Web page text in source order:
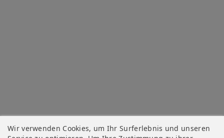
Wir verwenden Cookies, um Ihr Surferlebnis und unseren